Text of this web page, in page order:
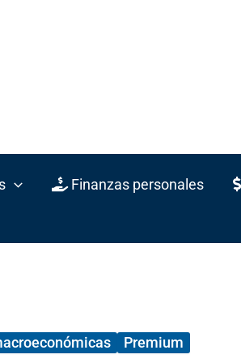
Finanzas personales
Premium